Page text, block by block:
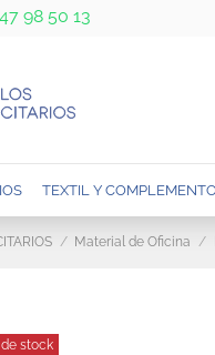
98 50 13
TEXTIL Y
Material de Oficina
de stock